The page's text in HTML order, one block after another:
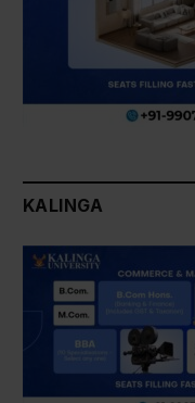
KALINGA